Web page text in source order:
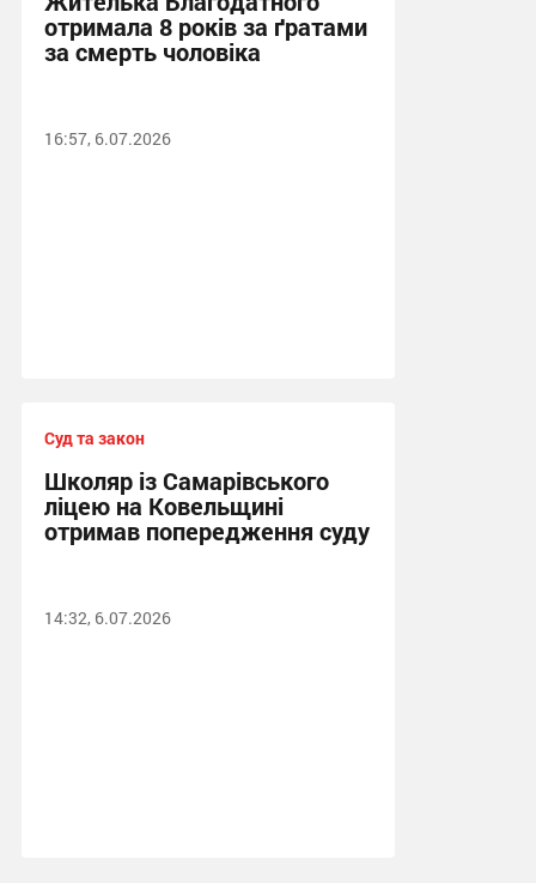
отримала 8 років за ґратами
за смерть чоловіка
16:57, 6.07.2026
Суд та закон
Школяр із Самарівського
ліцею на Ковельщині
отримав попередження суду
14:32, 6.07.2026